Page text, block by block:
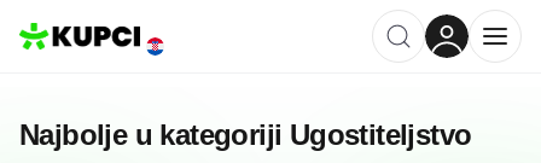
Najbolje u kategoriji Ugostiteljstvo